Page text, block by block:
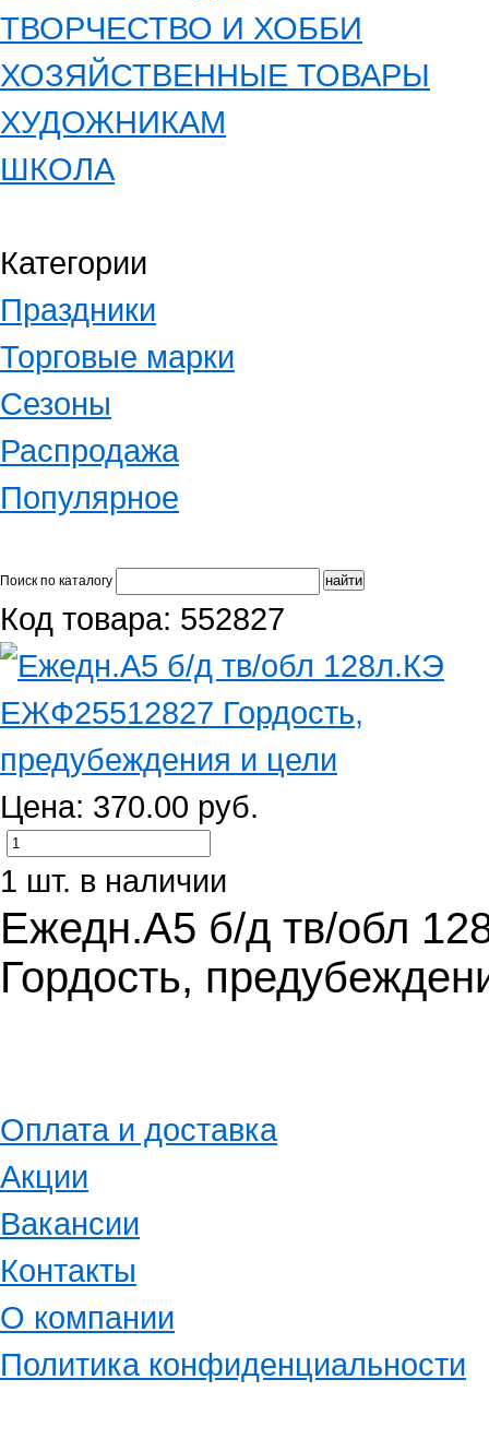
ТВОРЧЕСТВО И ХОББИ
ХОЗЯЙСТВЕННЫЕ ТОВАРЫ
ХУДОЖНИКАМ
ШКОЛА
Категории
Праздники
Торговые марки
Сезоны
Распродажа
Популярное
Поиск по каталогу
Код товара: 552827
Цена: 370.00 руб.
1 шт. в наличии
Ежедн.А5 б/д тв/обл
Гордость,
Оплата и доставка
Акции
Вакансии
Контакты
О компании
Политика конфиденциальности